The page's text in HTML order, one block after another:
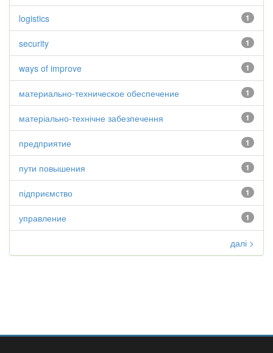
1
logistics
1
security
1
ways of improve
1
материально-техническое обеспечение
1
матеріально-технічне забезпечення
1
предприятие
1
пути повышения
1
підприємство
1
управление
далі >